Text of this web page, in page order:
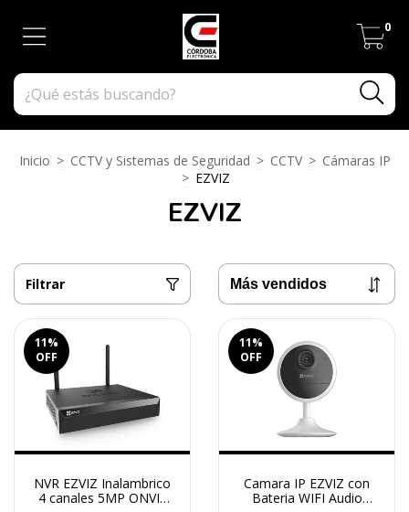
0
Inicio > CCTV y Sistemas de Seguridad > CCTV > Cámaras IP
> EZVIZ
EZVIZ
Filtrar
11%
OFF
NVR EZVIZ Inalambrico
4 canales 5MP ONVIF
11%
OFF
Camara IP EZVIZ con
Bateria WIFI Audio